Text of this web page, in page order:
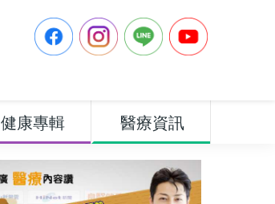
健康專輯 醫療資訊